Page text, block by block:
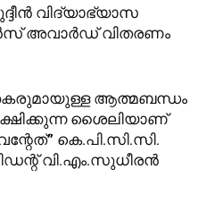
വിദ്യാഭ്യാസ
അവാർഡ് വിതരണം
ആത്മബന്ധം
ശൈലിയാണ്
കെ.പി.സി.സി.
വി.എം.സുധീരന്‍